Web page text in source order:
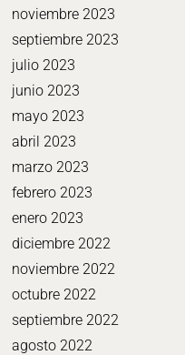
noviembre 2023
septiembre 2023
julio 2023
junio 2023
mayo 2023
abril 2023
marzo 2023
febrero 2023
enero 2023
diciembre 2022
noviembre 2022
octubre 2022
septiembre 2022
agosto 2022